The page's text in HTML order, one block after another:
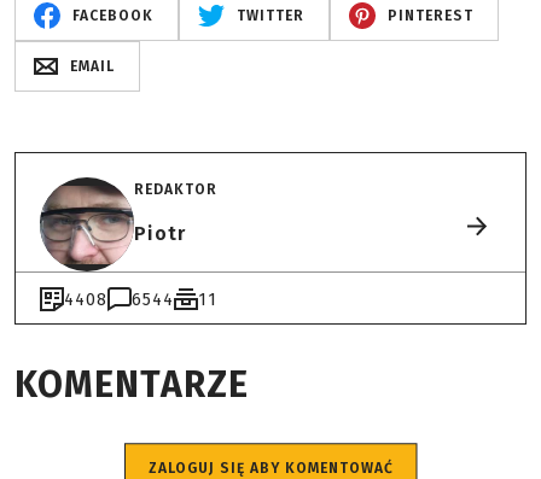
FACEBOOK TWITTER PINTEREST
EMAIL
REDAKTOR
Piotr
4408 6544 11
KOMENTARZE
ZALOGUJ SIĘ ABY KOMENTOWAĆ